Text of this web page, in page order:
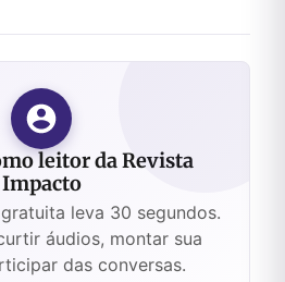
leitor da Revista
Impacto
leva 30 segundos.
áudios, montar sua
das conversas.